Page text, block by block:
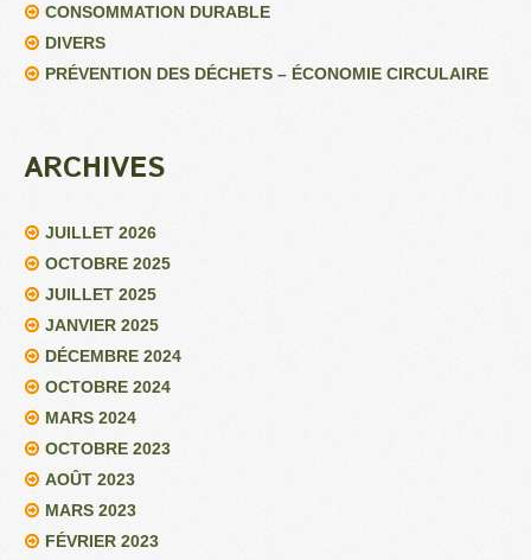
CONSOMMATION DURABLE
DIVERS
PRÉVENTION DES DÉCHETS – ÉCONOMIE CIRCULAIRE
ARCHIVES
JUILLET 2026
OCTOBRE 2025
JUILLET 2025
JANVIER 2025
DÉCEMBRE 2024
OCTOBRE 2024
MARS 2024
OCTOBRE 2023
AOÛT 2023
MARS 2023
FÉVRIER 2023